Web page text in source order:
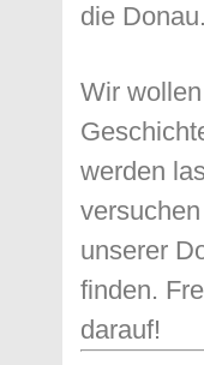
die Donau.
Wir
werden
unserer
finden.
darauf!